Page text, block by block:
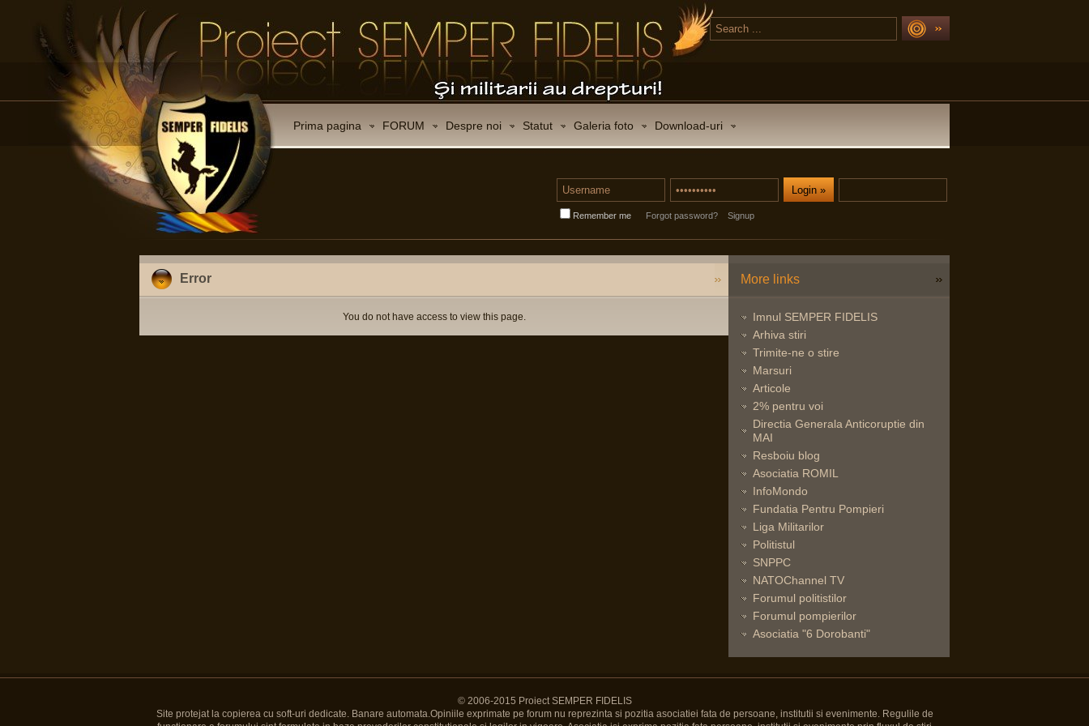
Prima pagina FORUM Despre noi Statut Galeria foto Download-uri
Remember me Forgot password? Signup
Error
You do not have access to view this page.
More links
Imnul SEMPER FIDELIS
Arhiva stiri
Trimite-ne o stire
Marsuri
Articole
2% pentru voi
Directia Generala Anticoruptie din
MAI
Resboiu blog
Asociatia ROMIL
InfoMondo
Fundatia Pentru Pompieri
Liga Militarilor
Politistul
SNPPC
NATOChannel TV
Forumul politistilor
Forumul pompierilor
Asociatia "6 Dorobanti"
© 2006-2015 Proiect SEMPER FIDELIS
Site protejat la copierea cu soft-uri dedicate. Banare automata.Opiniile exprimate pe forum nu reprezinta si pozitia asociatiei fata de persoane, institutii si evenimente. Regulile de